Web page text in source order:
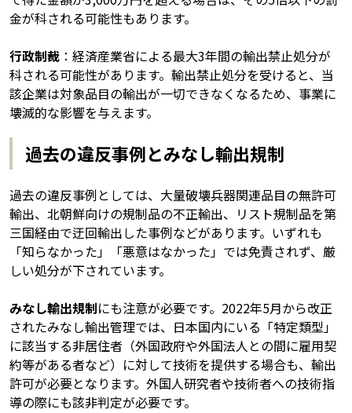
金が科される可能性もあります。
行政制裁 ：経済産業省による最大3年間の輸出禁止処分が
科される可能性があります。輸出禁止処分を受けると、当
該企業は対象品目の輸出が一切できなくなるため、事業に
壊滅的な影響を与えます。
過去の違反事例とみなし輸出規制
過去の違反事例としては、大量破壊兵器関連品目の無許可
輸出、北朝鮮向けの規制品の不正輸出、リスト規制品を第
三国経由で迂回輸出した事例などがあります。いずれも
「知らなかった」「悪意はなかった」では免責されず、厳
しい処分が下されています。
みなし輸出規制にも注意が必要です。2022年5月から改正
されたみなし輸出管理では、日本国内にいる「特定類型」
に該当する非居住者（外国政府や外国法人との間に雇用契
約等がある者など）に対して技術を提供する場合も、輸出
許可が必要となります。外国人研究者や技術者への技術指
導の際にも該非判定が必要です。